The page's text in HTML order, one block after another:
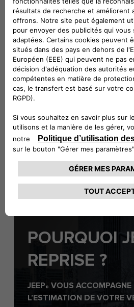
COMMENT
MARCHE
LES DIFFÉRENTES ÉTAPES
Jeep ® Reprise est un service
permet d’obtenir
reprise de votre véhicule.
EN SAVOIR PLUS
POURQUOI
REPRISE ?
JEEP® VOUS ACCOMPAGNE
L’ESTIMATION DE VOTRE